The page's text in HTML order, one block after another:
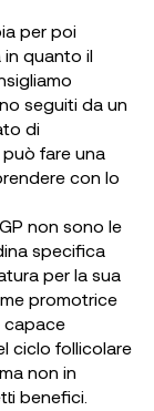
per poi
in quanto il
seguiti da un
di
fare una
con lo
non sono le
specifica
per la sua
promotrice
capace
ciclo follicolare
non in
benefici.